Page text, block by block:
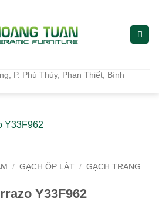
P. Phú Thủy, Phan Thiết, Bình
/ GẠCH ỐP LÁT / GẠCH TRANG
Y33F962